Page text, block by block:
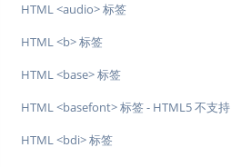
HTML <audio> 标签
HTML <b> 标签
HTML <base> 标签
HTML <basefont> 标签 - HTML5 不支持
HTML <bdi> 标签